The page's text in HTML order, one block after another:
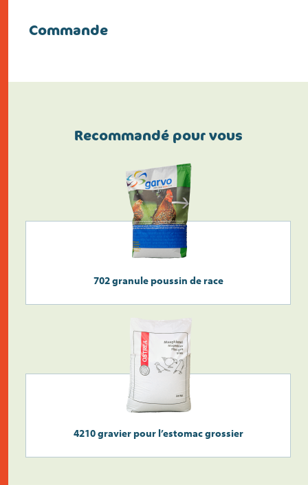
Commande
Recommandé pour vous
702 granule poussin de race
4210 gravier pour l’estomac grossier